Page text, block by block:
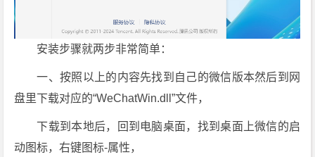
载
安装步骤就两步非常简单：
一、按照以上的内容先找到自己的微信版本然后到网
盘里下载对应的“WeChatWin.dll”文件，
下载到本地后，回到电脑桌面，找到桌面上微信的启
动图标，右键图标-属性，